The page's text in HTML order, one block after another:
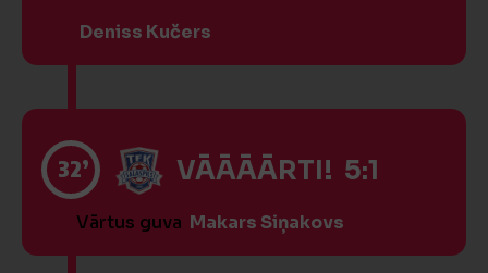
Deniss Kučers
32’ VĀĀĀĀRTI! 5:1
Vārtus guva Makars Siņakovs